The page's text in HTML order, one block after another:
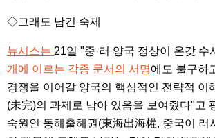
◇그래도 남긴 숙제
뉴시스는 21일 "중·러 양국 정상이 온갖 수
개에 이르는 각종 문서의 서명에도 불구하
경쟁을 이어갈 양국의 핵심적인 전략적 이
(未完)의 과제로 남아 있음을 보여줬다"고
숙원인 동해출해권(東海出海權, 중국이 러